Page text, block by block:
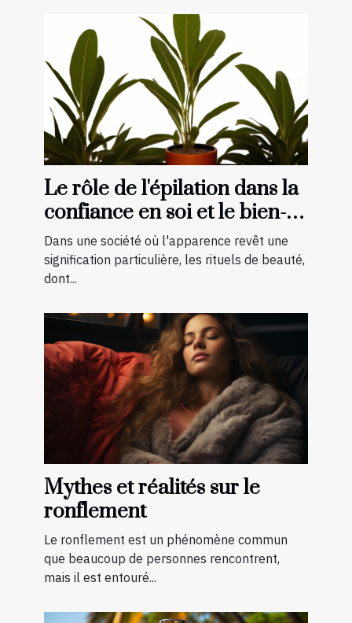
Le rôle de l'épilation dans la
confiance en soi et le bien-
être général
Dans une société où l'apparence revêt une
signification particulière, les rituels de beauté,
dont...
Mythes et réalités sur le
ronflement
Le ronflement est un phénomène commun
que beaucoup de personnes rencontrent,
mais il est entouré...